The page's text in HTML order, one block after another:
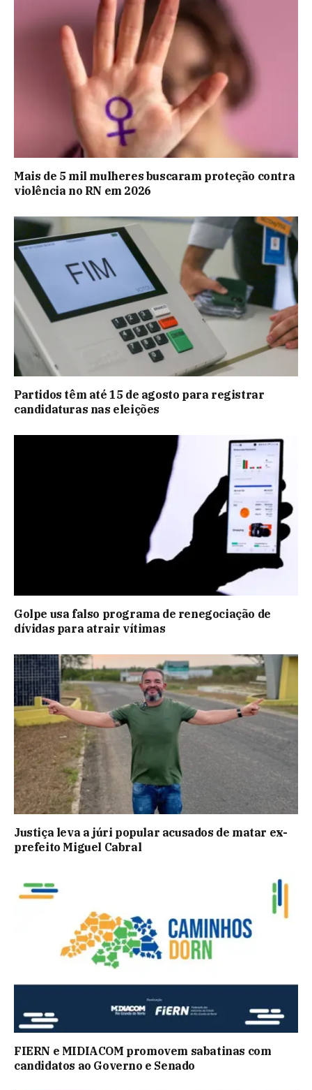
Mais de 5 mil mulheres buscaram proteção contra
violência no RN em 2026
Partidos têm até 15 de agosto para registrar
candidaturas nas eleições
Golpe usa falso programa de renegociação de
dívidas para atrair vítimas
Justiça leva a júri popular acusados de matar ex-
prefeito Miguel Cabral
FIERN e MIDIACOM promovem sabatinas com
candidatos ao Governo e Senado